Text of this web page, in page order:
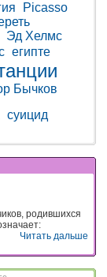
Picasso
Эд Хелмс
египте
Бычков
суицид
родившихся
Читать дальше